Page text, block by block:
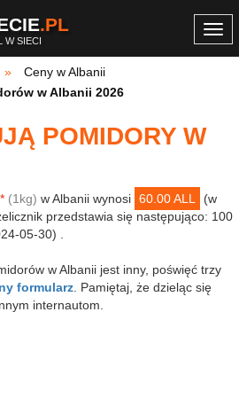
.PL
W SIECI
Ceny w Albanii
w Albanii 2026
POMIDORY W
* (1kg) w Albanii wynosi 60.00 ALL
(w
przedstawia się następująco: 100
05-30) .
w Albanii jest inny, poświęć trzy
formularz . Pamiętaj, że dzieląc się
internautom.